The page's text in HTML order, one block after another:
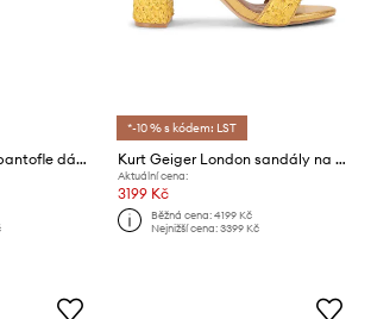
Kurt Geiger London pantofle dámské Kensington Flat Sandal
*-10 % s kódem: LST
Kurt Geiger London sandály na sloupku Kensington Langley Raffia
Aktuální cena:
3199 Kč
Běžná cena:4199 Kč
Nejnižší cena:3399 Kč